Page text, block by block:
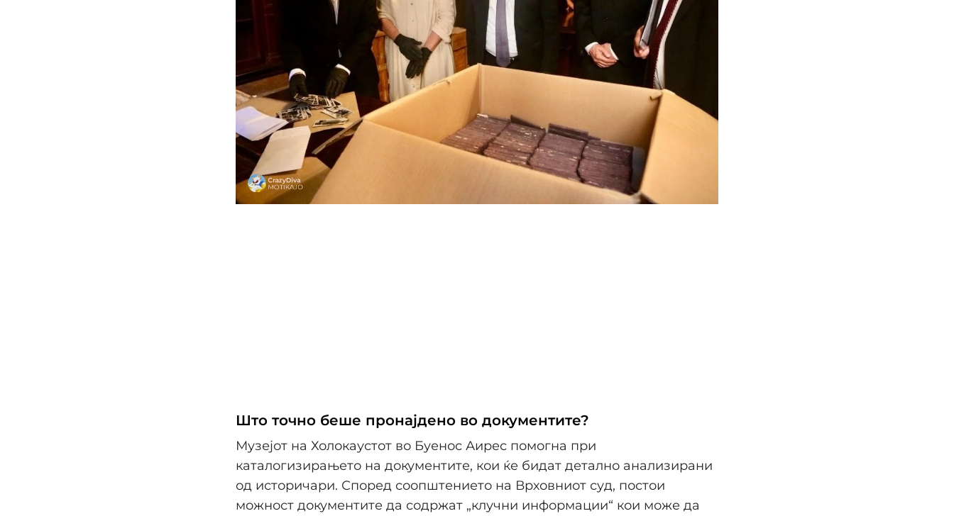
Што точно беше пронајдено во документите?
Музејот на Холокаустот во Буенос Аирес помогна при
каталогизирањето на документите, кои ќе бидат детално анализирани
од историчари. Според соопштението на Врховниот суд, постои
можност документите да содржат „клучни информации“ кои може да